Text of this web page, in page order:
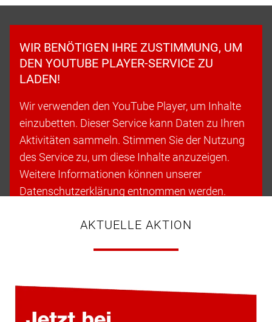
WIR BENÖTIGEN IHRE ZUSTIMMUNG, UM
DEN YOUTUBE PLAYER-SERVICE ZU
LADEN!
Wir verwenden den YouTube Player, um Inhalte
einzubetten. Dieser Service kann Daten zu Ihren
Aktivitäten sammeln. Stimmen Sie der Nutzung
des Service zu, um diese Inhalte anzuzeigen.
Weitere Informationen können unserer
Datenschutzerklärung entnommen werden.
Cookies akzeptieren & fortfahren
AKTUELLE AKTION